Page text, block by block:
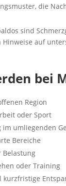
die
sind
auf
bei
Region
oder Sport
umliegenden
Bereiche
oder Training
kurzfristige